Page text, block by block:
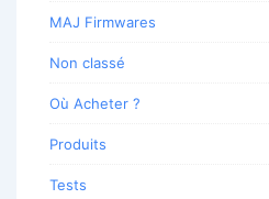
MAJ Firmwares
Non classé
Où Acheter ?
Produits
Tests